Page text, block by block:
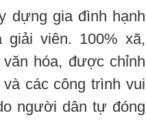
dựng gia đình hạnh
giải viên. 100% xã,
hóa, được chỉnh
các công trình vui
người dân tự đóng